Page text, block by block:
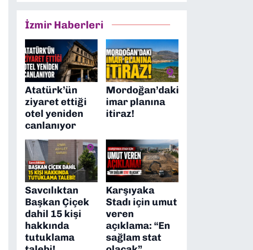
İzmir Haberleri
Atatürk’ün
ziyaret ettiği
otel yeniden
canlanıyor
Mordoğan’daki
imar planına
itiraz!
Savcılıktan
Başkan Çiçek
dahil 15 kişi
hakkında
tutuklama
Karşıyaka
Stadı için umut
veren
açıklama: “En
sağlam stat